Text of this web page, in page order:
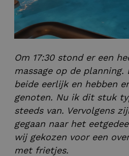
Om 17:30 stond er een
massage op de
beide eerlijk en hebben
genoten. Nu ik dit stuk
steeds van. Vervolgens
gegaan naar het
wij gekozen voor een
met frietjes.